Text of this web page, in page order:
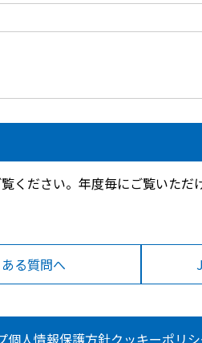
ださい。年度毎にご覧いただけ
る質問へ
個人情報保護方針クッキーポリ